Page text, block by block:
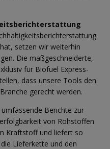
setzen wir weiterhin
Die maßgeschneiderte,
für Biofuel Express-
dass unsere Tools den
gerecht werden.
Berichte zur
von Rohstoffen
Kraftstoff und liefert so
Lieferkette und den